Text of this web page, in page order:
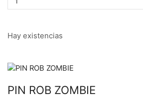
Hay existencias
PIN ROB ZOMBIE